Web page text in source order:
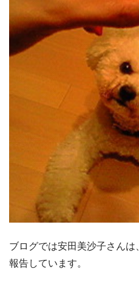
ブログでは安田美沙子さん
報告しています。